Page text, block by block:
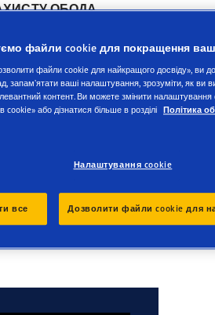
ОБОДА
нижній частині
шина має потовщену
обід та шину від
Має особливе
автомобілів, що
доставки (режим
файли cookie для покращення
файли cookie для найкращого досвіду», ви
запам’ятати ваші налаштування, зрозуміти, як ви
контент. Ви можете змінити
або дізнатися більше в розділі Політика
Налаштування cookie
все Дозволити файли cookie для